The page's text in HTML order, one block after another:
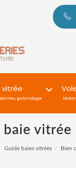
vitrée
galandage
baie vitrée
Guide baies vitrées Bien